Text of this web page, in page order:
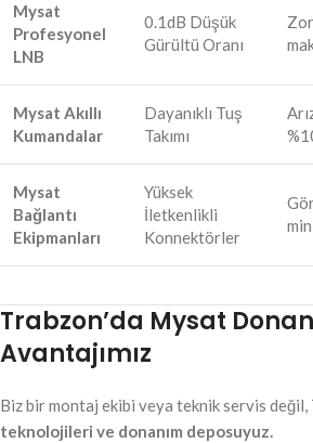
Mysat
Profesyonel
LNB
0.1dB Düşük
Gürültü Oranı
Mysat Akıllı
Kumandalar
Dayanıklı Tuş
Takımı
Mysat
Bağlantı
Ekipmanları
Yüksek
İletkenlikli
Konnektörler
Trabzon’da Mysat
Avantajımız
Biz bir montaj ekibi veya teknik servis değil,
teknolojileri ve donanım deposuyuz.